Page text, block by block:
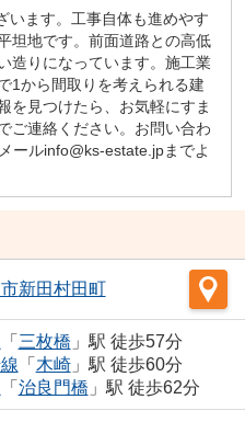
います。工事自体も進めやす
坦地です。前面道路との高低
造りになっています。施工業
1から間取りを考えられる建
を見つけたら、お気軽にすま
連絡ください。お問い合わ
ールinfo@ks-estate.jpまでよ
新田村田町
「 三枚橋 」駅 徒歩57分
「 木崎」駅 徒歩60分
「 治良門橋 」駅 徒歩62分